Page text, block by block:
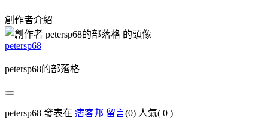
創作者介紹
petersp68
petersp68的部落格
petersp68 發表在 痞客邦 留言(0) 人氣( 0 )